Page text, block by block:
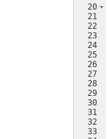
20
21
22
23
24
25
26
27
28
29
30
31
32
33